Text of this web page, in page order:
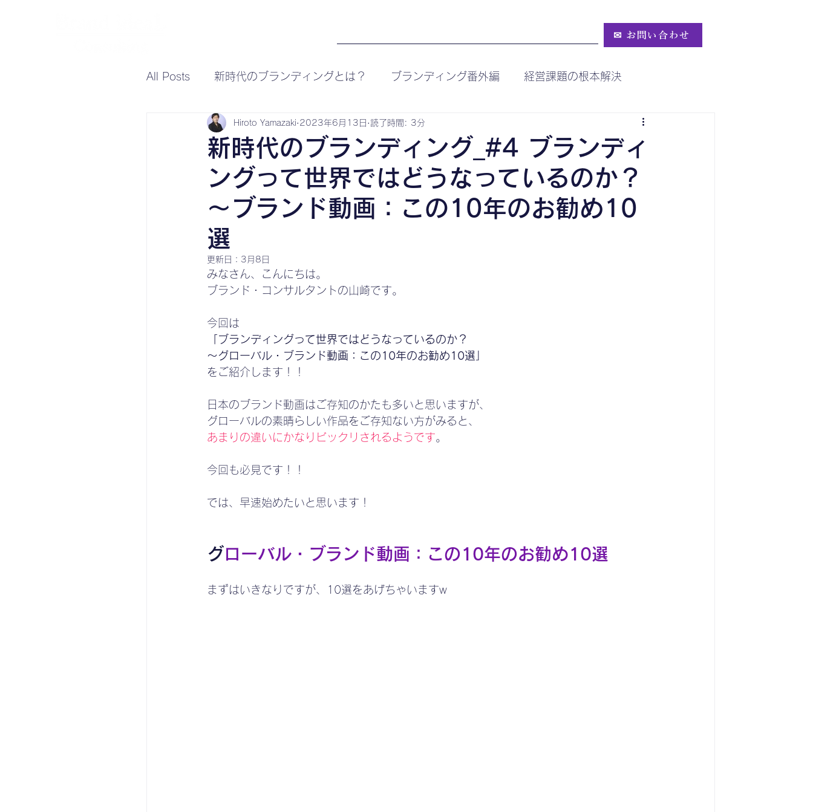
✉ お問い合わせ
All Posts 新時代のブランディングとは？ ブランディング番外編 経営課題の根本解決
新時代のブランディング_#4 ブランディ
ングって世界ではどうなっているのか？
～ブランド動画：この10年のお勧め10
選
Hiroto Yamazaki 2023年6月13日 読了時間: 3分
更新日： 3月8日
みなさん、こんにちは。
ブランド・コンサルタントの山崎です。
今回は
「ブランディングって世界ではどうなっているのか？
～グローバル・ブランド動画：この10年のお勧め10選」
をご紹介します！！
日本のブランド動画はご存知のかたも多いと思いますが、
グローバルの素晴らしい作品をご存知ない方がみると、
あまりの違いにかなりビックリされるようです。
今回も必見です！！
では、早速始めたいと思います！
グ ローバル・ブランド動画：この10年のお勧め10選
まずはいきなりですが、10選をあげちゃいますw